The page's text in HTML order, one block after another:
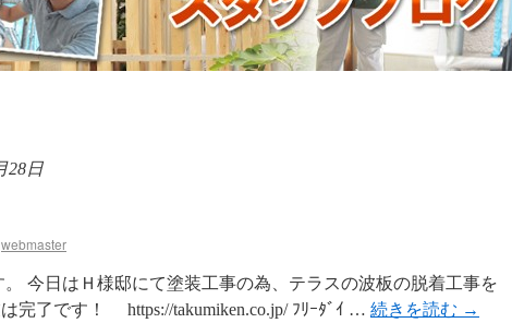
28日
webmaster
今日はＨ様邸にて塗装工事の為、テラスの波板の脱着工事を
完了です！ https://takumiken.co.jp/ ﾌﾘｰﾀﾞｲ … 続きを読む →